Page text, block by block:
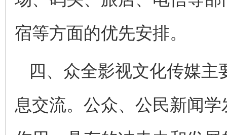
宿等方面的优先安排。
四、众全影视文化传媒
息交流。公众、公民新闻